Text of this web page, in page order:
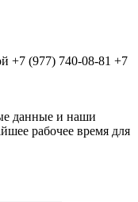
+7 (977) 740-08-81 +7
данные и наши
рабочее время для